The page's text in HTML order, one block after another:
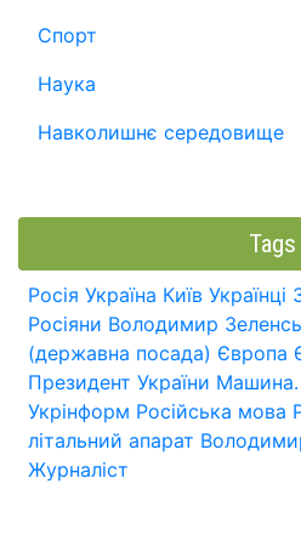
Спорт
Наука
Навколишнє середовище
Tags
Росія Україна Київ Українці
Росіяни Володимир
(державна посада) Європа
Президент України Машина.
Укрінформ Російська мова
літальний апарат
Журналіст